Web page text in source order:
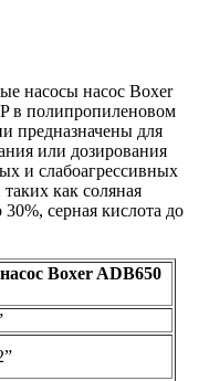
насосы насос Boxer
в полипропиленовом
предназначены для
или дозирования
и слабоагрессивных
как соляная
30%, серная кислота до
Boxer ADB650